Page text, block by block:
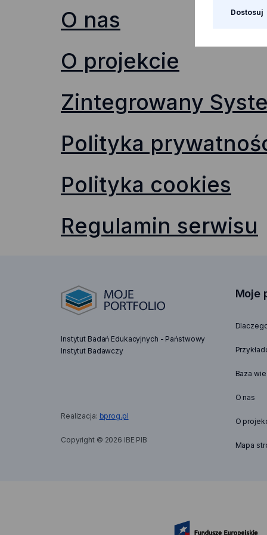
O nas
O projekcie
Zintegrowany
Polityka
Polityka cookies
Regulamin serwisu
Instytut Badań Edukacyjnych - Państwowy
Instytut Badawczy
Realizacja: bprog.pluwaga,
https://bprog.pl
Copyright © 2026 IBE PIB
Moje
Baza
O nas
O
Mapa
Dostosuj